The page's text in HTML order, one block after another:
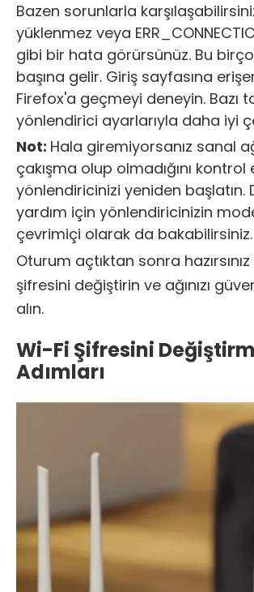
Bazen sorunlarla
yüklenmez veya
gibi bir hata görürsünüz. Bu birçok
başına gelir. Giriş sayfasına
Firefox'a geçmeyi deneyin. Bazı
yönlendirici ayarlarıyla daha iyi
Not: Hala giremiyorsanız sanal
çakışma olup olmadığını
yönlendiricinizi yeniden başlatın.
yardım için yönlendiricinizin
çevrimiçi olarak da bakabilirsiniz.
Oturum açtıktan sonra hazırsınız
şifresini değiştirin ve ağınızı
alın.
Wi-Fi Şifresini
Adımları